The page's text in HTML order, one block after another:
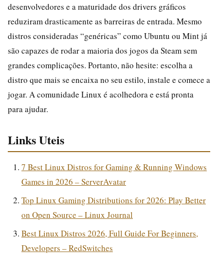
desenvolvedores e a maturidade dos drivers gráficos
reduziram drasticamente as barreiras de entrada. Mesmo
distros consideradas “genéricas” como Ubuntu ou Mint já
são capazes de rodar a maioria dos jogos da Steam sem
grandes complicações. Portanto, não hesite: escolha a
distro que mais se encaixa no seu estilo, instale e comece a
jogar. A comunidade Linux é acolhedora e está pronta
para ajudar.
Links Uteis
7 Best Linux Distros for Gaming & Running Windows
Games in 2026 – ServerAvatar
Top Linux Gaming Distributions for 2026: Play Better
on Open Source – Linux Journal
Best Linux Distros 2026, Full Guide For Beginners,
Developers – RedSwitches